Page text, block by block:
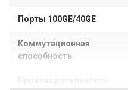
Порты 100GE/40GE
Коммутационная
способность